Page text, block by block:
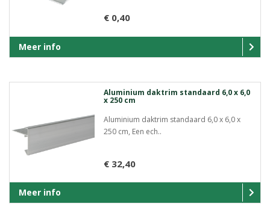
€ 0,40
Meer info
Aluminium daktrim standaard 6,0 x 6,0
x 250 cm
Aluminium daktrim standaard 6,0 x 6,0 x
250 cm, Een ech..
€ 32,40
Meer info